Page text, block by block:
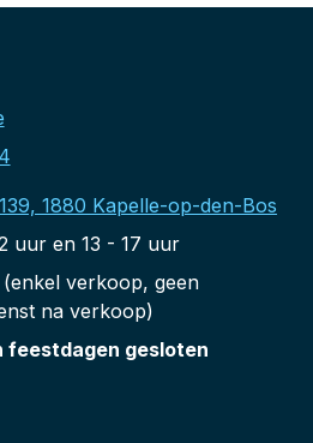
1880 Kapelle-op-den-Bos
uur en 13 - 17 uur
verkoop, geen
na verkoop)
feestdagen gesloten